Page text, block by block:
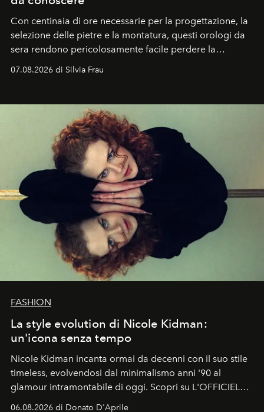
Con centinaia di ore necessarie per la progettazione, la
selezione delle pietre e la montatura, questi orologi da
sera rendono pericolosamente facile perdere la
cognizione del tempo. Ma con quadranti così
07.08.2026 di Silvia Frau
FASHION
La style evolution di Nicole Kidman:
un'icona senza tempo
Nicole Kidman incanta ormai da decenni con il suo stile
timeless, evolvendosi dal minimalismo anni '90 al
glamour intramontabile di oggi. Scopri su L'OFFICIEL
Italia la sua style evolution.
06.08.2026 di Donato D'Aprile